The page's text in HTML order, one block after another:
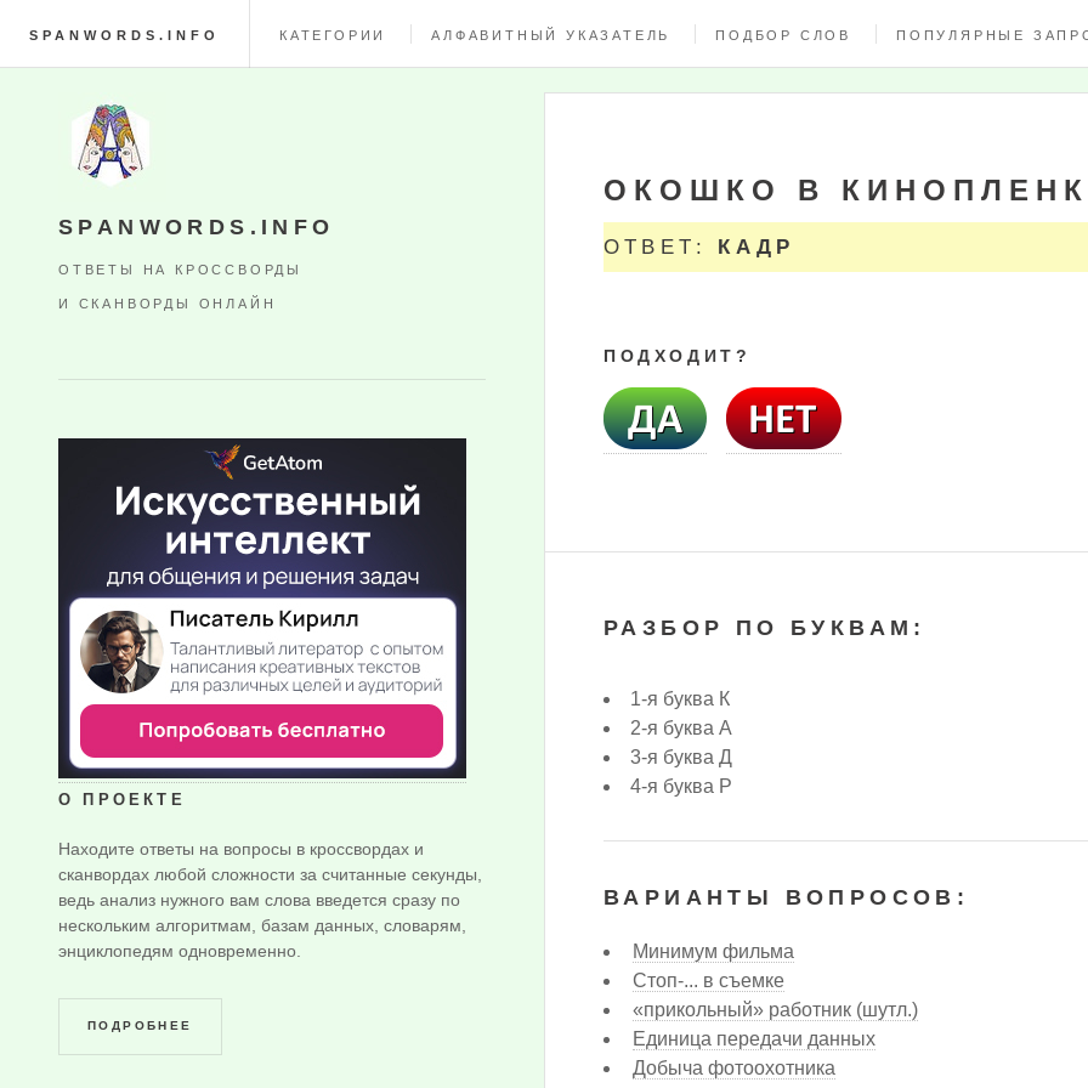
SPANWORDS.INFO КАТЕГОРИИ АЛФАВИТНЫЙ УКАЗАТЕЛЬ ПОДБОР СЛОВ ПОПУЛЯРНЫЕ
ОКОШКО В
ОТВЕТ: КАДР
ПОДХОДИТ?
РАЗБОР ПО БУКВАМ:
1-я буква К
2-я буква А
3-я буква Д
4-я буква Р
ВАРИАНТЫ ВОПРОСОВ:
Минимум фильма
Стоп-... в съемке
«прикольный» работник (шутл.)
Единица передачи данных
Добыча фотоохотника
SPANWORDS.INFO
ОТВЕТЫ НА КРОССВОРДЫ
И СКАНВОРДЫ ОНЛАЙН
О ПРОЕКТЕ
Находите ответы на вопросы в кроссвордах и
сканвордах любой сложности за считанные секунды,
ведь анализ нужного вам слова введется сразу по
нескольким алгоритмам, базам данных, словарям,
энциклопедям одновременно.
ПОДРОБНЕЕ